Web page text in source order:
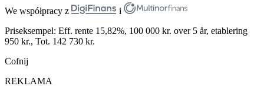
We współpracy z
i
Priseksempel: Eff. rente 15,82%, 100 000 kr. over 5 år, etablering
950 kr., Tot. 142 730 kr.
Cofnij
REKLAMA